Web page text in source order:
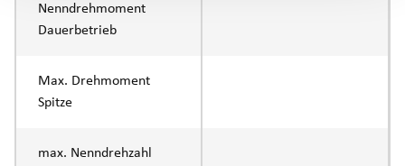
Nenndrehmoment
Dauerbetrieb
Max. Drehmoment
Spitze
max. Nenndrehzahl